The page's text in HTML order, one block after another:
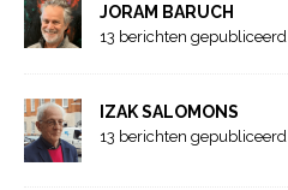
JORAM BARUCH
13 berichten gepubliceerd
IZAK SALOMONS
13 berichten gepubliceerd